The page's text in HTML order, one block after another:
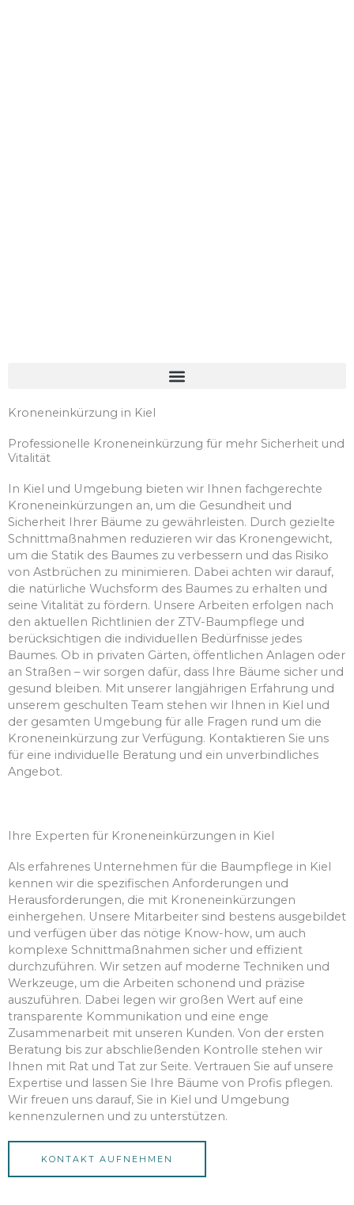
Kroneneinkürzung in Kiel
Professionelle Kroneneinkürzung für mehr Sicherheit und
Vitalität
In Kiel und Umgebung bieten wir Ihnen fachgerechte
Kroneneinkürzungen an, um die Gesundheit und
Sicherheit Ihrer Bäume zu gewährleisten. Durch gezielte
Schnittmaßnahmen reduzieren wir das Kronengewicht,
um die Statik des Baumes zu verbessern und das Risiko
von Astbrüchen zu minimieren. Dabei achten wir darauf,
die natürliche Wuchsform des Baumes zu erhalten und
seine Vitalität zu fördern. Unsere Arbeiten erfolgen nach
den aktuellen Richtlinien der ZTV-Baumpflege und
berücksichtigen die individuellen Bedürfnisse jedes
Baumes. Ob in privaten Gärten, öffentlichen Anlagen oder
an Straßen – wir sorgen dafür, dass Ihre Bäume sicher und
gesund bleiben. Mit unserer langjährigen Erfahrung und
unserem geschulten Team stehen wir Ihnen in Kiel und
der gesamten Umgebung für alle Fragen rund um die
Kroneneinkürzung zur Verfügung. Kontaktieren Sie uns
für eine individuelle Beratung und ein unverbindliches
Angebot.
Ihre Experten für Kroneneinkürzungen in Kiel
Als erfahrenes Unternehmen für die Baumpflege in Kiel
kennen wir die spezifischen Anforderungen und
Herausforderungen, die mit Kroneneinkürzungen
einhergehen. Unsere Mitarbeiter sind bestens ausgebildet
und verfügen über das nötige Know-how, um auch
komplexe Schnittmaßnahmen sicher und effizient
durchzuführen. Wir setzen auf moderne Techniken und
Werkzeuge, um die Arbeiten schonend und präzise
auszuführen. Dabei legen wir großen Wert auf eine
transparente Kommunikation und eine enge
Zusammenarbeit mit unseren Kunden. Von der ersten
Beratung bis zur abschließenden Kontrolle stehen wir
Ihnen mit Rat und Tat zur Seite. Vertrauen Sie auf unsere
Expertise und lassen Sie Ihre Bäume von Profis pflegen.
Wir freuen uns darauf, Sie in Kiel und Umgebung
kennenzulernen und zu unterstützen.
KONTAKT AUFNEHMEN